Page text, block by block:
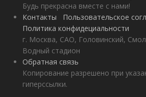
Будь прекрасна вместе с нами!
Контакты
Пользовательское
Политика конфидециальности
г. Москва, САО, Головинский,
Водный стадион
Обратная связь
Копирование разрешено при
гиперссылки.